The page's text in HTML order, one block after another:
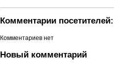
Комментарии посетителей:
Комментариев нет
Новый комментарий